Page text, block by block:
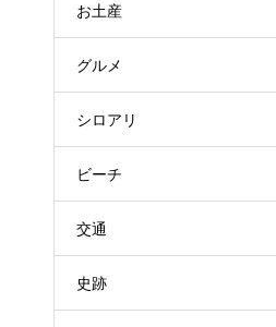
お土産
グルメ
シロアリ
ビーチ
交通
史跡